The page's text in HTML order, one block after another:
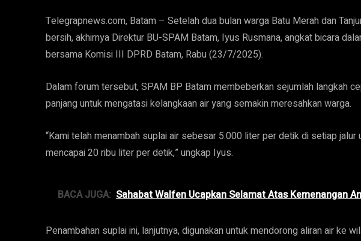
Telegrapnews.com, Batam – Setelah dua bulan warga Batu Merah dan
bersih, akhirnya Direktur BU-SPAM Batam, Iyus Rusmana, angkat bicara
bersama Komisi III DPRD Batam, Rabu (23/7/2025).
Dalam forum tersebut, SPAM BP Batam membeberkan sejumlah langkah
panjang untuk mengatasi kelangkaan air yang semakin meresahkan warga.
“Kami telah menambah suplai air sebesar 5.000 liter per detik di setiap jalur
mencapai 20 ribu liter per detik,” ungkap Iyus.
BACA JUGA: Sahabat Walfen Ucapkan Selamat Atas Kemenangan
Penambahan suplai ini, lanjutnya, digunakan untuk mendorong aliran air ke